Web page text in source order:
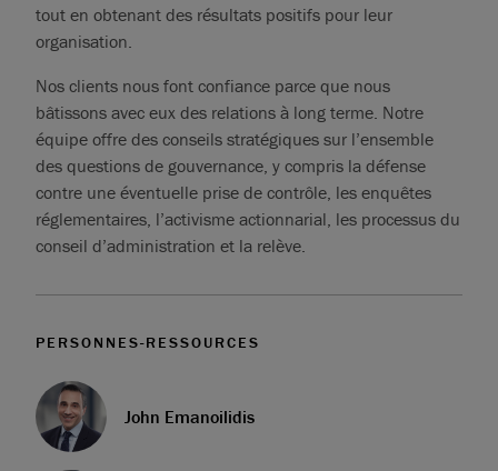
tout en obtenant des résultats positifs pour leur
organisation.
Nos clients nous font confiance parce que nous
bâtissons avec eux des relations à long terme. Notre
équipe offre des conseils stratégiques sur l’ensemble
des questions de gouvernance, y compris la défense
contre une éventuelle prise de contrôle, les enquêtes
réglementaires, l’activisme actionnarial, les processus du
conseil d’administration et la relève.
PERSONNES-RESSOURCES
John Emanoilidis